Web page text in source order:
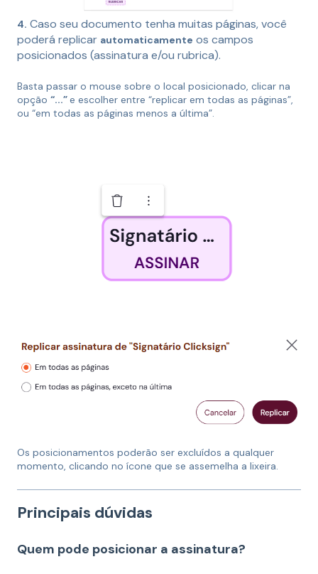
4. Caso seu documento tenha muitas páginas, você
poderá replicar automaticamente os campos
posicionados (assinatura e/ou rubrica).
Basta passar o mouse sobre o local posicionado, clicar na
opção “...”e escolher entre “replicar em todas as páginas”,
ou “em todas as páginas menos a última”.
Os posicionamentos poderão ser excluídos a qualquer
momento, clicando no ícone que se assemelha a lixeira.
Principais dúvidas
Quem pode posicionar a assinatura?